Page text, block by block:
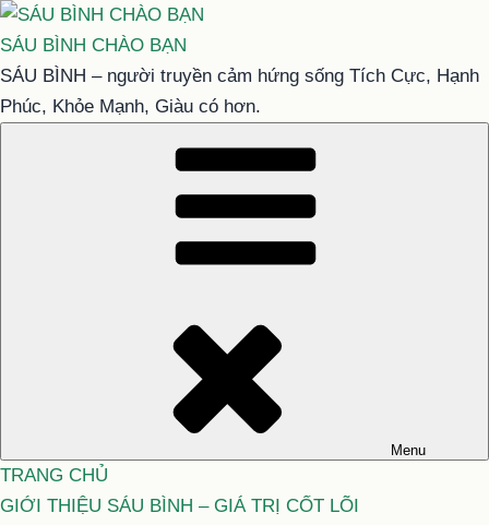
Chuyển
đến
phần
nội
SÁU BÌNH CHÀO BẠN
SÁU BÌNH – người truyền cảm hứng sống Tích Cực, Hạnh
Phúc, Khỏe Mạnh, Giàu có hơn.
Menu
TRANG CHỦ
GIỚI THIỆU SÁU BÌNH – GIÁ TRỊ CỐT LÕI